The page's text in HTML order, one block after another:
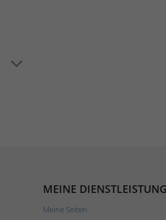
MEINE
Meine Seiten